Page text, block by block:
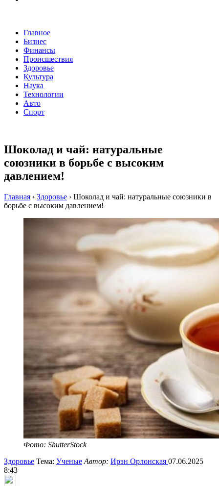
Главное
Бизнес
Финансы
Происшествия
Здоровье
Культура
Наука
Технологии
Авто
Спорт
Шоколад и чай: натуральные
союзники в борьбе с высоким
давлением!
Главная › Здоровье › Шоколад и чай: натуральные союзники в
борьбе с высоким давлением!
Фото: ShutterStock
Здоровье Тема: Ученые Автор: Ирэн Орлонская 07.06.2025
8:43